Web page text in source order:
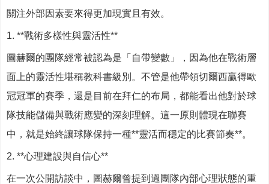
關注外部因素要來得更加現實且有效。
1. **戰術多樣性與靈活性**
圖赫爾的團隊經常被認為是「自帶變數」，因為他在戰術層
面上的靈活性堪稱教科書級別。不管是他帶領切爾西贏得歐
冠冠軍的賽季，還是目前在拜仁的布局，都能看出他對於球
隊技能儲備與戰術應變的深刻理解。這一原則體現在聯賽
中，就是始終讓球隊保持一種**靈活而穩定的比賽節奏**。
2. **心理建設與自信心**
在一次公開訪談中，圖赫爾曾提到過團隊內部心理狀態的重